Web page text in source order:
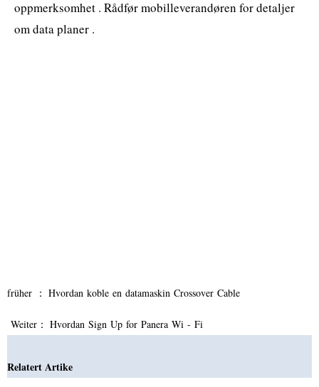
oppmerksomhet . Rådfør mobilleverandøren for detaljer
om data planer .
früher ： Hvordan koble en datamaskin Crossover Cable
Weiter： Hvordan Sign Up for Panera Wi - Fi
Relatert Artike